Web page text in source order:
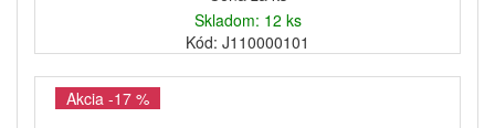
Skladom: 12 ks
Kód: J110000101
Akcia -17 %